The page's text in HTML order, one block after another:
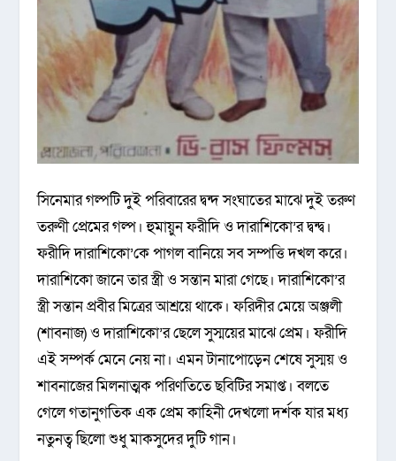
সিনেমার গল্পটি দুই পরিবারের দ্বন্দ সংঘাতের মাঝে দুই তরুণ
তরুণী প্রেমের গল্প। হুমায়ুন ফরীদি ও দারাশিকো’র দ্বন্দ্ব।
ফরীদি দারাশিকো’কে পাগল বানিয়ে সব সম্পত্তি দখল করে।
দারাশিকো জানে তার স্ত্রী ও সন্তান মারা গেছে। দারাশিকো’র
স্ত্রী সন্তান প্রবীর মিত্রের আশ্রয়ে থাকে। ফরিদীর মেয়ে অঞ্জলী
(শাবনাজ) ও দারাশিকো’র ছেলে সুস্ময়ের মাঝে প্রেম। ফরীদি
এই সম্পর্ক মেনে নেয় না। এমন টানাপোড়েন শেষে সুস্ময় ও
শাবনাজের মিলনাত্মক পরিণতিতে ছবিটির সমাপ্ত। বলতে
গেলে গতানুগতিক এক প্রেম কাহিনী দেখলো দর্শক যার মধ্য
নতুনত্ব ছিলো শুধু মাকসুদের দুটি গান।